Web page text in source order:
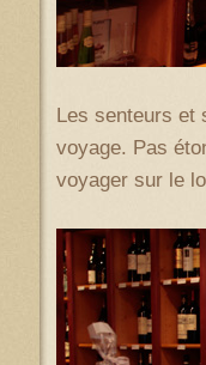
Les senteurs et
voyage. Pas
voyager sur le